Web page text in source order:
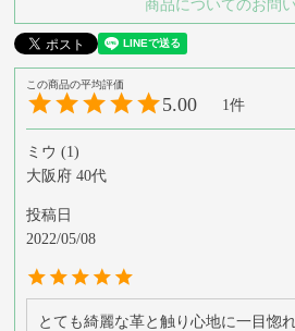
商品についてのお問
5.00 1
ミウ
1
大阪府 40代
投稿日
2022/05/08
とても綺麗な革と触り心地に一目惚